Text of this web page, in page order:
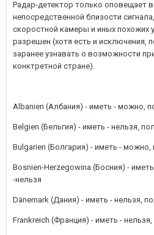
Радар-детектор только оповещает
непосредственной близости
скоростной камеры и иных похожих
разрешен (хотя есть и исключения,
заранее узнавать о возможности
конктретной стране).
Albanien (Албания) - иметь - можно,
Belgien (Бельгия) - иметь - нельзя,
Bulgarien (Болгария) - иметь -
Bosnien-Herzegowina (Босния) -
-нельзя
Dänemark (Дания) - иметь - нельзя,
Frankreich (Франция) - иметь -